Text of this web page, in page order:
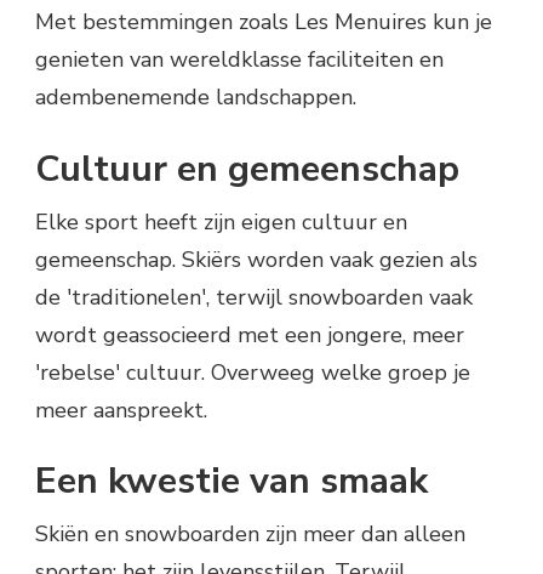
Met bestemmingen zoals Les Menuires kun je
genieten van wereldklasse faciliteiten en
adembenemende landschappen.
Cultuur en gemeenschap
Elke sport heeft zijn eigen cultuur en
gemeenschap. Skiërs worden vaak gezien als
de 'traditionelen', terwijl snowboarden vaak
wordt geassocieerd met een jongere, meer
'rebelse' cultuur. Overweeg welke groep je
meer aanspreekt.
Een kwestie van smaak
Skiën en snowboarden zijn meer dan alleen